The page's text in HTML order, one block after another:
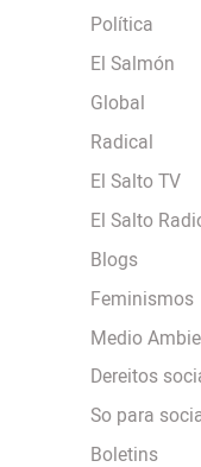
Política
El Salmón
Global
Radical
El Salto TV
El Salto
Blogs
Feminismos
Medio
Dereitos
So para
Boletins